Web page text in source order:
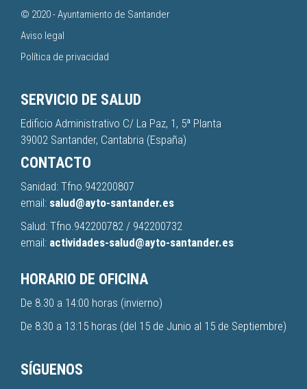
© 2020 -Ayuntamiento de Santander
Aviso legal
Política de privacidad
SERVICIO DE SALUD
Edificio Administrativo C/ La Paz, 1, 5ª Planta
39002 Santander, Cantabria (España)
CONTACTO
Sanidad: Tfno. 942200807
email: salud@ayto-santander.es
Salud: Tfno. 942200782 / 942200732
email: actividades-salud@ayto-santander.es
HORARIO DE OFICINA
De 8.30 a 14:00 horas (invierno)
De 8:30 a 13:15 horas (del 15 de Junio al 15 de Septiembre)
SÍGUENOS